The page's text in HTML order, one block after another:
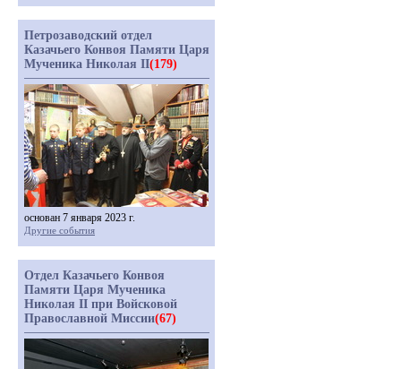
Петрозаводский отдел
Казачьего Конвоя Памяти Царя
Мученика Николая II(179)
основан 7 января 2023 г.
Другие события
Отдел Казачьего Конвоя
Памяти Царя Мученика
Николая II при Войсковой
Православной Миссии(67)